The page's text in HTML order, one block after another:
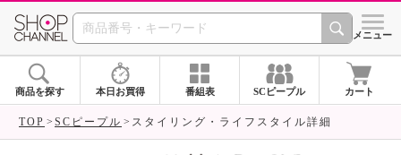
SHOP CHANNEL シメニュー
商品を探す 本日お買得 番組表 SCピープル カート
TOP SCピープル スタイリング・ライフスタイル詳細